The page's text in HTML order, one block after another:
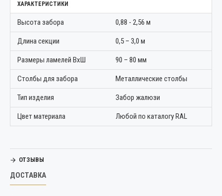
ХАРАКТЕРИСТИКИ
Высота забора 0,88 - 2,56 м
Длина секции 0,5 – 3,0 м
Размеры ламелей ВхШ 90 – 80 мм
Столбы для забора Металлические столбы
Тип изделия Забор жалюзи
Цвет материала Любой по каталогу RAL
ОТЗЫВЫ
ДОСТАВКА